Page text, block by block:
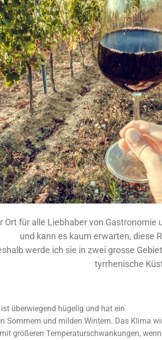
Ort für alle Liebhaber von
und kann es kaum erwarten, diese
werde ich sie in zwei grosse
tyrrhenische
überwiegend hügelig und hat ein
Sommern und milden Wintern. Das Klima
größeren Temperaturschwankungen, wenn